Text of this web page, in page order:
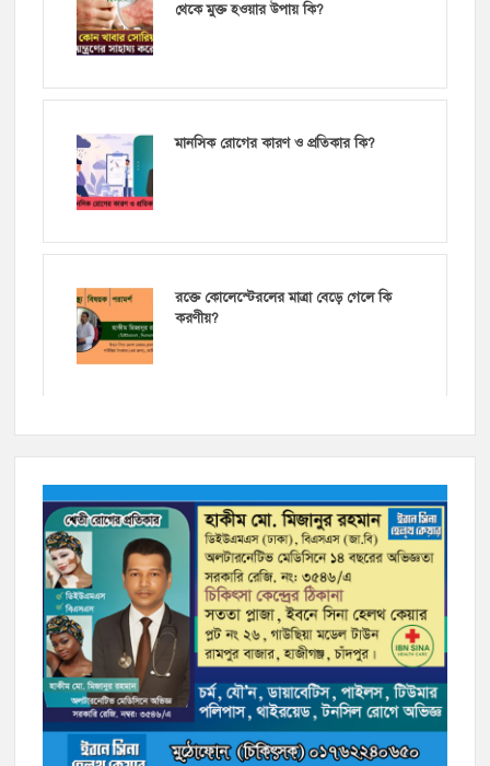
থেকে মুক্ত হওয়ার উপায় কি?
মানসিক রোগের কারণ ও প্রতিকার কি?
রক্তে কোলেস্টেরলের মাত্রা বেড়ে গেলে কি
করণীয়?